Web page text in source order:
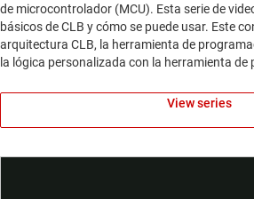
de microcontrolador (MCU). Esta serie de
básicos de CLB y cómo se puede usar. Este
arquitectura CLB, la herramienta de
la lógica personalizada con la herramienta de
View series